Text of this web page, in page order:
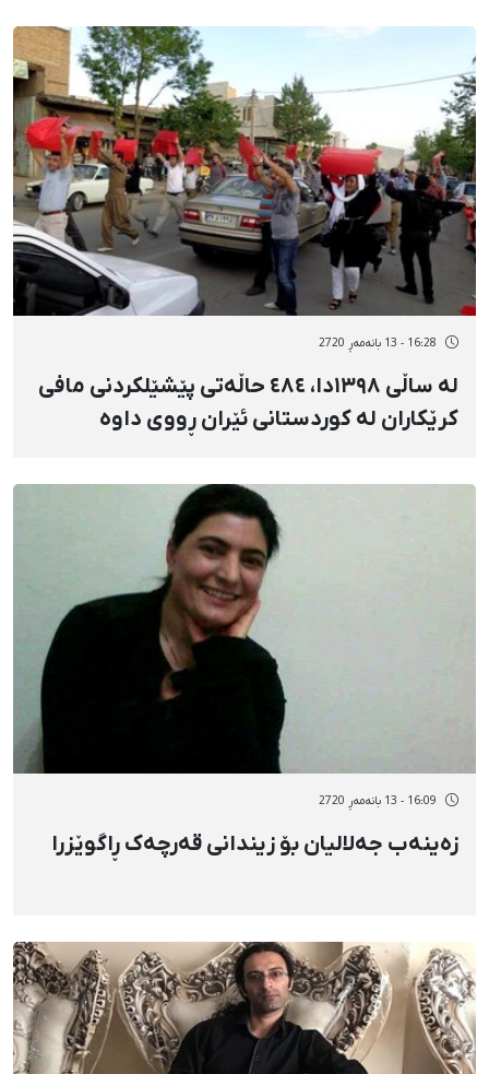
16:28 - 13 بانەمەڕ 2720
لە ساڵی ١٣٩٨دا، ٤٨٤ حاڵەتی پێشێلکردنی مافی
کرێکاران لە کوردستانی ئێران ڕووی داوە
16:09 - 13 بانەمەڕ 2720
زەینەب جەلالیان بۆ زیندانی قەرچەک ڕاگوێزرا